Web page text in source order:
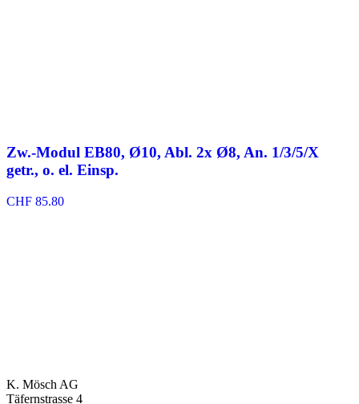
Zw.-Modul EB80, Ø10, Abl. 2x Ø8, An. 1/3/5/X
getr., o. el. Einsp.
CHF 85.80
K. Mösch AG
Täfernstrasse 4